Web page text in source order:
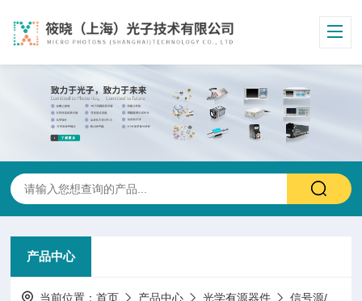
产品中心
当前位置：首页 产品中心 光学有源器件 信号源/发生器任意波形器